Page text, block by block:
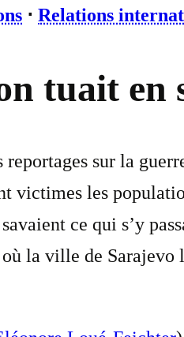
⋅ Relations
tuait en
sur la
les
ce qui s’y
la ville de